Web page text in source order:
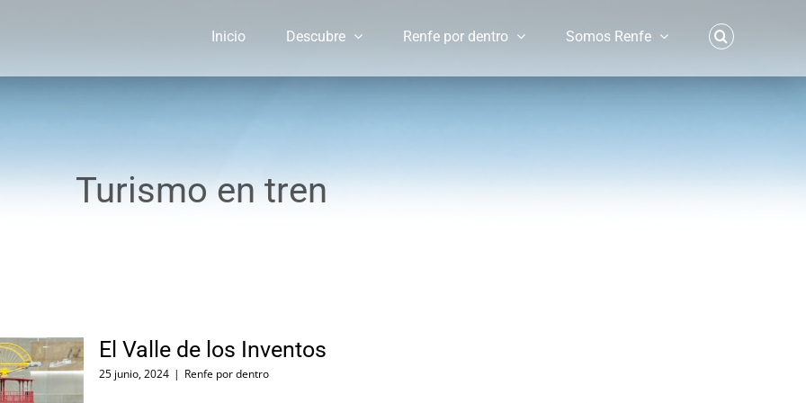
Inicio Descubre Renfe por dentro Somos Renfe
Turismo en tren
El Valle de los Inventos
25 junio, 2024 | Renfe por dentro